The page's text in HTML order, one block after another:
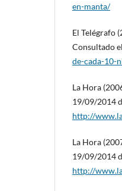
en-manta/
El Telégrafo
Consultado
de-cada-10-
La Hora
19/09/2014
http://
La Hora
19/09/2014
http://